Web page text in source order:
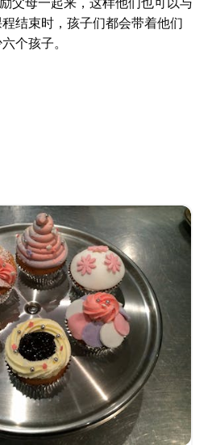
结束时，孩子们都会带着他们
个孩子。
。但是，他们确实鼓励父母一起
子分享这种经历。
带着他们的美味佳肴离开！